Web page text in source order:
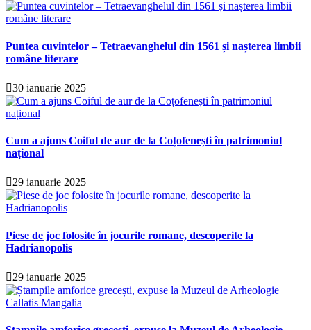
Puntea cuvintelor – Tetraevanghelul din 1561 și nașterea limbii
române literare
30 ianuarie 2025
Cum a ajuns Coiful de aur de la Coțofenești în patrimoniul
național
29 ianuarie 2025
Piese de joc folosite în jocurile romane, descoperite la
Hadrianopolis
29 ianuarie 2025